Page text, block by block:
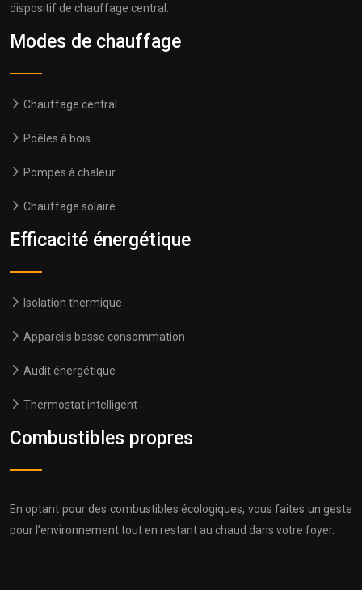
dispositif de chauffage central.
Modes de chauffage
Chauffage central
Poêles à bois
Pompes à chaleur
Chauffage solaire
Efficacité énergétique
Isolation thermique
Appareils basse consommation
Audit énergétique
Thermostat intelligent
Combustibles propres
En optant pour des combustibles écologiques, vous faites un geste
pour l’environnement tout en restant au chaud dans votre foyer.